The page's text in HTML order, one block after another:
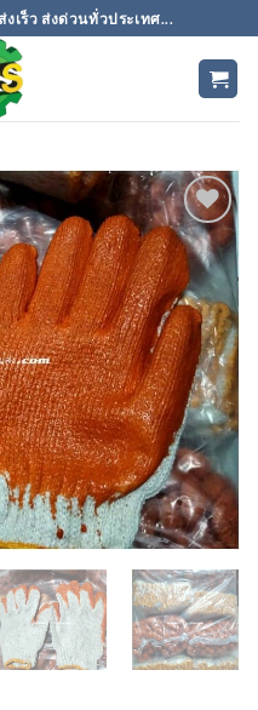
เร็ว ส่งด่วนทั่วประเทศ...
เพิ่มเข้า
ใน
รายการ
ที่
ติดตาม